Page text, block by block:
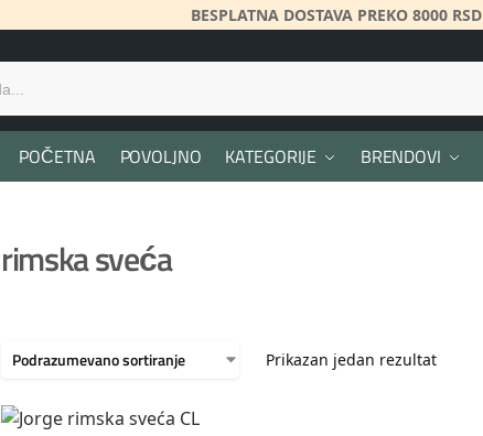
BESPLATNA DOSTAVA PREKO 8000 RSD
POČETNA POVOLJNO KATEGORIJE BRENDOVI
rimska sveća
Prikazan jedan rezultat